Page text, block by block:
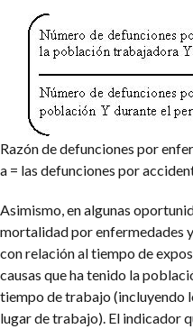
Razón de defunciones por
a = las defunciones por
Asimismo, en algunas
mortalidad por enfermedades
con relación al tiempo de
causas que ha tenido la
tiempo de trabajo (incluyendo
lugar de trabajo). El indicador